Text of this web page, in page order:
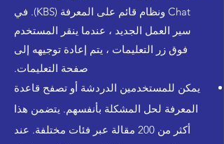
Chat ونظام قائم على المعرفة (KBS). في
سير العمل الجديد ، عندما ينقر المستخدم
فوق زر التعليمات ، يتم إعادة توجيهه إلى
صفحة التعليمات.
يمكن للمستخدمين الدردشة أو تصفح قاعدة
المعرفة لحل المشكلة بأنفسهم. يتضمن هذا
أكثر من 200 مقالة عبر فئات مختلفة. عند